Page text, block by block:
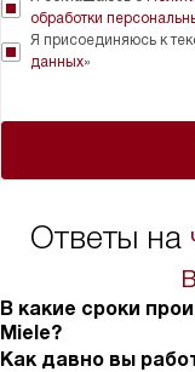
обработки
Я присоединяюсь к
данных»
Ответы на
В какие сроки
Miele?
Как давно вы